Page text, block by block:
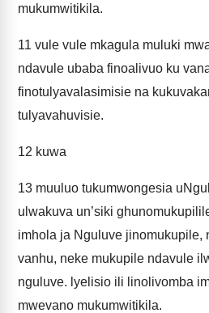
mukumwitikila.
11 vule vule mkagula muluki
ndavule ubaba finoalivuo ku
finotulyavalasimisie na
tulyavahuvisie.
12 kuwa
13 muuluo tukumwongesia
ulwakuva un’siki
imhola ja Nguluve jinomukupile,
vanhu, neke mukupile ndavule
nguluve. lyelisio ili linolivomba
mwevano mukumwitikila.